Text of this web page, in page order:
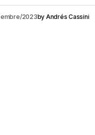
2023by Andrés Cassini